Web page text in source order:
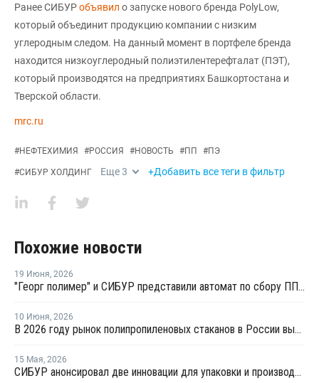
Ранее CИБУРобъявил о запуске нового бренда PolyLow,
который объединит продукцию компании с низким
углеродным следом. На данный момент в портфеле бренда
находится низкоуглеродный полиэтилентерефталат (ПЭТ),
который производятся на предприятиях Башкортостана и
Тверской области.
mrc.ru
#НЕФТЕХИМИЯ #РОССИЯ #НОВОСТЬ #ПП #ПЭ
#СИБУР ХОЛДИНГ Еще3 +Добавить все теги в фильтр
Похожие новости
19 Июня, 2026
"Георг полимер" и СИБУР представили автомат по сбору ПП-тары для переработки
10 Июня, 2026
В 2026 году рынок полипропиленовых стаканов в России вырастет на 20–22%
15 Мая, 2026
СИБУР анонсировал две инновации для упаковки и производства бытовой техники